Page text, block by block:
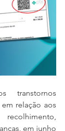
transtornos
relação aos
em junho